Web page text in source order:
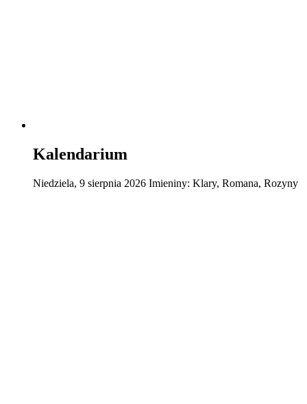
Kalendarium
Niedziela, 9 sierpnia 2026 Imieniny: Klary, Romana, Rozyny